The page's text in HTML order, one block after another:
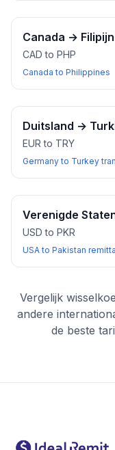
Canada →
CAD to PHP
Canada to Philippines
Duitsland →
EUR to TRY
Germany to Turkey
Verenigde
USD to PKR
USA to Pakistan
Vergelijk
andere
de beste